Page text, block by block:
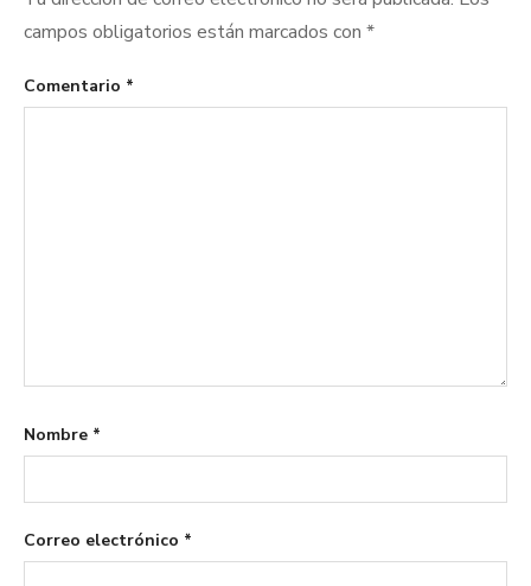
campos obligatorios están marcados con *
Comentario *
Nombre *
Correo electrónico *